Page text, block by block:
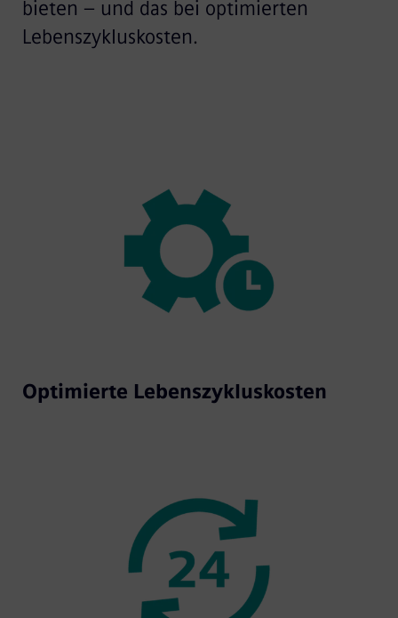
bieten – und das bei optimierten
Lebenszykluskosten.
Optimierte Lebenszykluskosten